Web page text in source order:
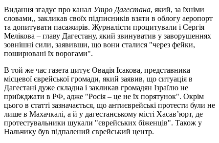
Видання згадує про канал Утро Дагестана, який, за їхніми
словами,, закликав своїх підписників взяти в облогу аеропорт
та допитувати пасажирів. Журналісти процитували і Сергія
Мелікова – главу Дагестану, який звинуватив у заворушеннях
зовнішні сили, заявивши, що вони сталися "через фейки,
поширювані їх ворогами".
В той же час газета цитує Овадія Ісакова, представника
місцевої єврейської громади, який заявив, що ситуація в
Дагестані дуже складна і закликав громадян Ізраїлю не
приїжджати в РФ, адже "Росія – це не їх порятунок". Окрім
цього в статті зазначається, що антиєврейські протести були не
лише в Махачкалі, а й у дагестанському місті Хасав’юрт, де
протестувальники шукали "єврейських біженців". Також у
Нальчику був підпалений єврейський центр.